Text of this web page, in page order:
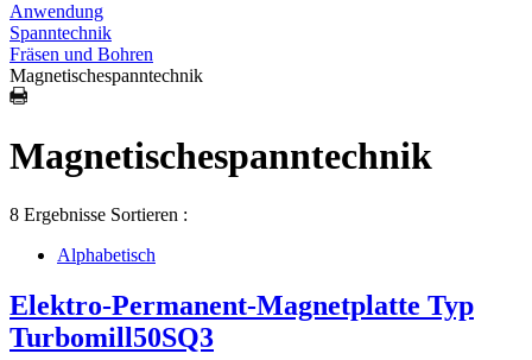
Anwendung
Spanntechnik
Fräsen und Bohren
Magnetischespanntechnik
Magnetischespanntechnik
8 Ergebnisse Sortieren :
Alphabetisch
Elektro-Permanent-Magnetplatte Typ
Turbomill50SQ3